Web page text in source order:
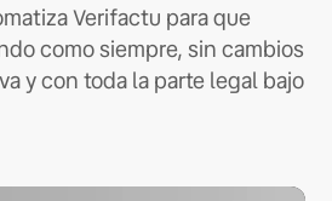
Verifactu para que
como siempre, sin cambios
y con toda la parte legal bajo